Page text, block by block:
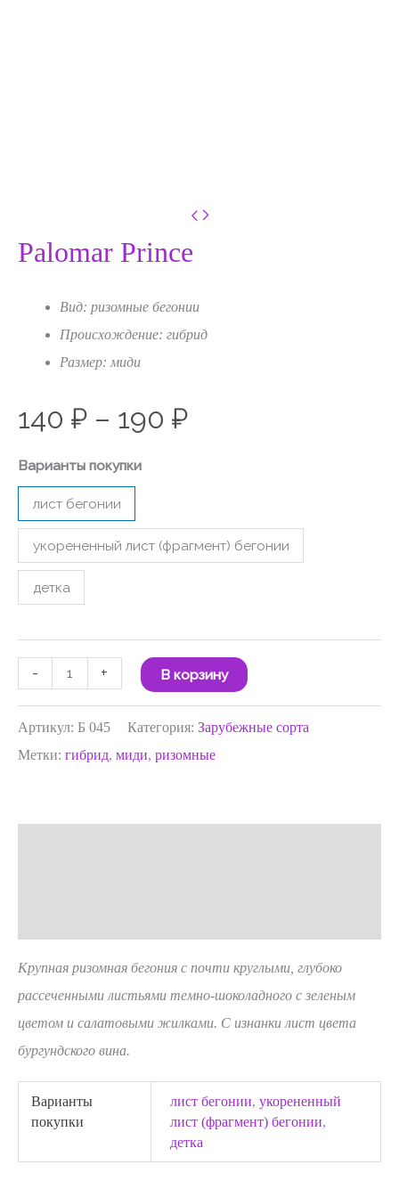
Palomar Prince
Вид: ризомные бегонии
Происхождение: гибрид
Размер: миди
140 ₽ – 190 ₽
Варианты покупки
лист бегонии
укорененный лист (фрагмент) бегонии
детка
- + В корзину
Артикул: Б 045 Категория: Зарубежные сорта
Метки: гибрид, миди, ризомные
Крупная ризомная бегония с почти круглыми, глубоко
рассеченными листьями темно-шоколадного с зеленым
цветом и салатовыми жилками. С изнанки лист цвета
бургундского вина.
Варианты
покупки
лист бегонии, укорененный
лист (фрагмент) бегонии,
детка